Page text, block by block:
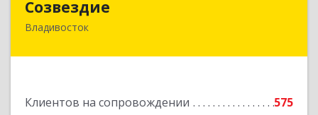
Созвездие
Владивосток
Клиентов на сопровождении
575
690069, Приморский край, Владивосток г,